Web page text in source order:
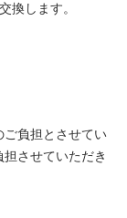
換します。
ご負担とさせてい
させていただき